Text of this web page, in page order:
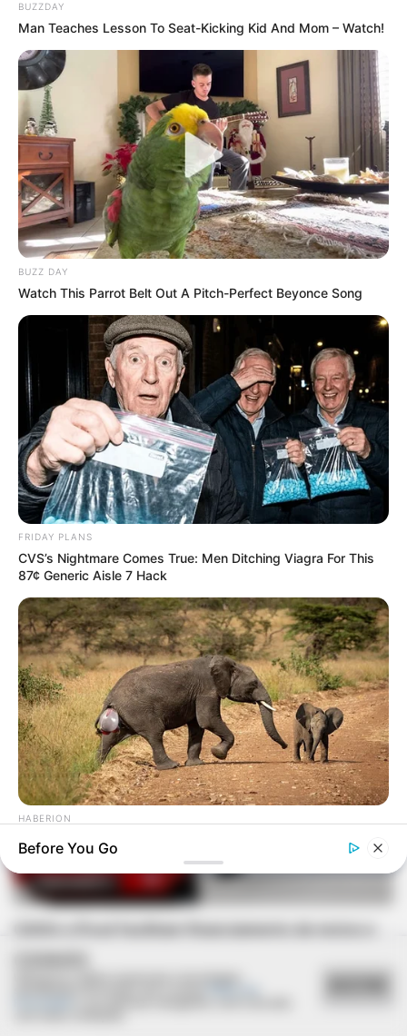
Deixe um Comentário
VEJA TAMBÉM
PENA
Lei amplia punição a crimes sexuais online contra
crianças; entenda
CAIXA e iFood facilitam financiamento de motos e
bicicletas elétricas para entregadores
BUZZDAY
Man Teaches Lesson To Seat-Kicking Kid And Mom – Watch!
BUZZ DAY
Watch This Parrot Belt Out A Pitch-Perfect Beyonce Song
FRIDAY PLANS
CVS’s Nightmare Comes True: Men Ditching Viagra For This
87¢ Generic Aisle 7 Hack
HABERION
Rare Elephant Birth—Then Nature Delivered A Second Shock
Before You Go